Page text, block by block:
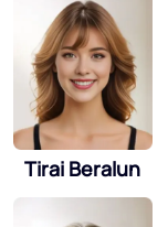
Tirai Beralun